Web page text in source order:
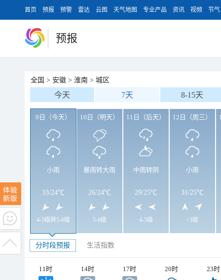
首页 预报 预警 雷达 云图 天气地图 专业产品 资讯 视频 节气
预报
全国 > 安徽 > 淮南 > 城区
今天 7天 8-15天
9日（今天）
小雨
33/24℃
4-5级转5-6级
10日（明天）
暴雨转大雨
26/24℃
5-6级
11日（后天）
中雨转阴
29/25℃
4-5级
12日（周三）
小雨
31/25℃
<3级
分时段预报 生活指数
11时 14时 17时 20时 23时